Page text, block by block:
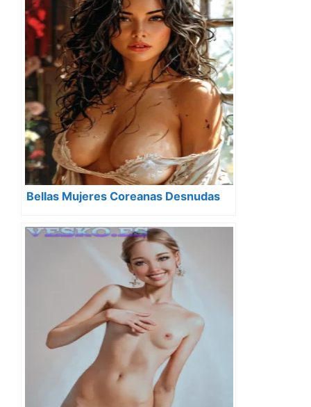
Bellas Mujeres Coreanas Desnudas